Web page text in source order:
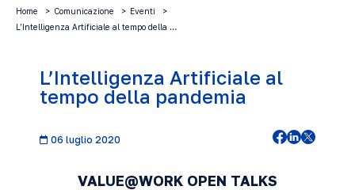
Home Comunicazione
Eventi
L’Intelligenza Artificiale al tempo della …
L’Intelligenza Artificiale al
tempo della pandemia
06 luglio 2020
VALUE@WORK OPEN TALKS